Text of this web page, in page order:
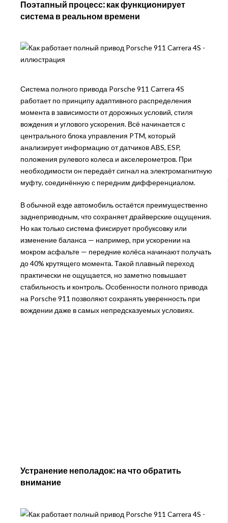
Поэтапный процесс: как функционирует
система в реальном времени
Система полного привода Porsche 911 Carrera 4S
работает по принципу адаптивного распределения
момента в зависимости от дорожных условий, стиля
вождения и углового ускорения. Всё начинается с
центрального блока управления PTM, который
анализирует информацию от датчиков ABS, ESP,
положения рулевого колеса и акселерометров. При
необходимости он передаёт сигнал на электромагнитную
муфту, соединённую с передним дифференциалом.
В обычной езде автомобиль остаётся преимущественно
заднеприводным, что сохраняет драйверские ощущения.
Но как только система фиксирует пробуксовку или
изменение баланса — например, при ускорении на
мокром асфальте — передние колёса начинают получать
до 40% крутящего момента. Такой плавный переход
практически не ощущается, но заметно повышает
стабильность и контроль. Особенности полного привода
на Porsche 911 позволяют сохранять уверенность при
вождении даже в самых непредсказуемых условиях.
Устранение неполадок: на что обратить
внимание